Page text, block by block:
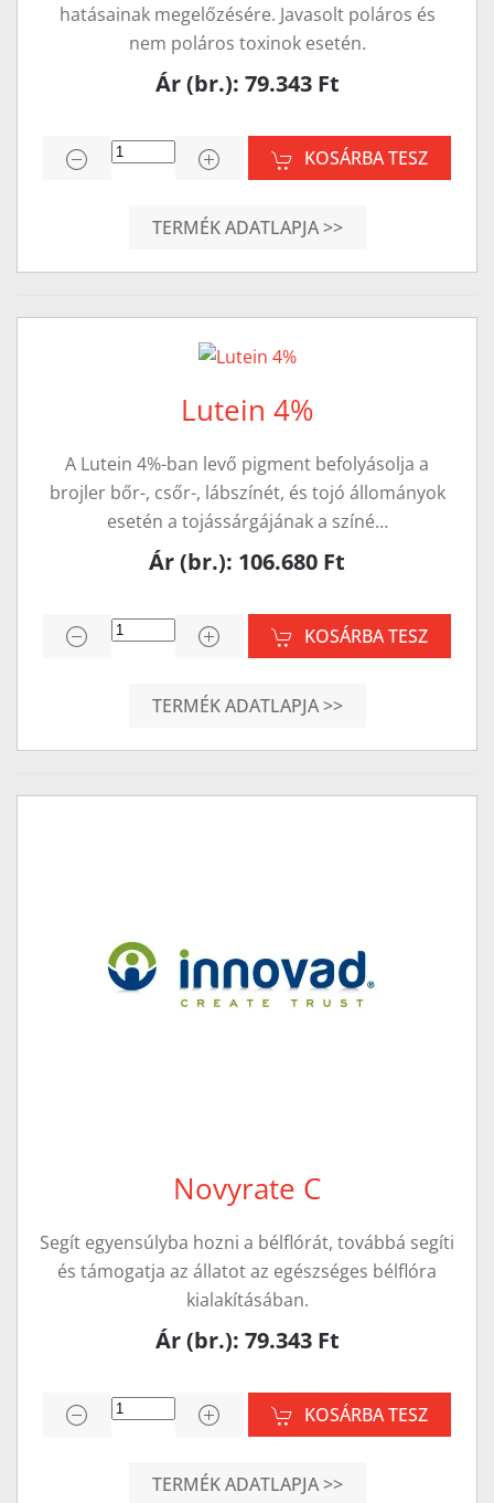
hatásainak megelőzésére. Javasolt poláros és
nem poláros toxinok esetén.
Ár (br.): 79.343 Ft
KOSÁRBA TESZ
TERMÉK ADATLAPJA >>
Lutein 4%
A Lutein 4%-ban levő pigment befolyásolja a
brojler bőr-, csőr-, lábszínét, és tojó állományok
esetén a tojássárgájának a színé…
Ár (br.): 106.680 Ft
KOSÁRBA TESZ
TERMÉK ADATLAPJA >>
Novyrate C
Segít egyensúlyba hozni a bélflórát, továbbá segíti
és támogatja az állatot az egészséges bélflóra
kialakításában.
Ár (br.): 79.343 Ft
KOSÁRBA TESZ
TERMÉK ADATLAPJA >>